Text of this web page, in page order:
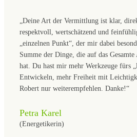
„Deine Art der Vermittlung ist klar,
respektvoll, wertschätzend und
„einzelnen Punkt“, der mir dabei
Summe der Dinge, die auf das
hat. Du hast mir mehr Werkzeuge fürs
Entwickeln, mehr Freiheit mit
Robert nur weiterempfehlen. Danke!“
Petra Karel
(Energetikerin)